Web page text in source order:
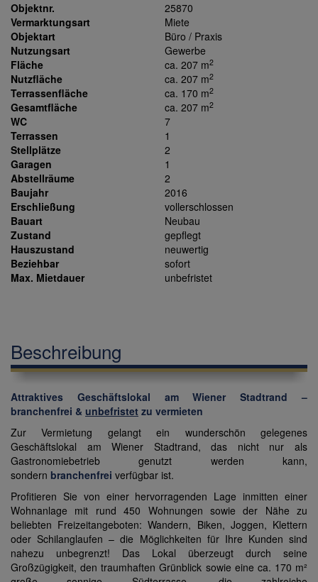
Objektnr.
25870
Vermarktungsart
Miete
Objektart
Büro / Praxis
Nutzungsart
Gewerbe
Fläche
ca. 207 m2
Nutzfläche ca. 207 m2
Terrassenfläche ca. 170 m2
Gesamtfläche ca. 207 m2
WC
7
Terrassen
1
Stellplätze
2
Garagen
1
Abstellräume
2
Baujahr
2016
Erschließung
vollerschlossen
Bauart
Neubau
Zustand
gepflegt
Hauszustand
neuwertig
Beziehbar
sofort
Max. Mietdauer
unbefristet
Beschreibung
Attraktives Geschäftslokal am Wiener Stadtrand –
branchenfrei & unbefristet zu vermieten
Zur Vermietung gelangt ein wunderschön gelegenes
Geschäftslokal am Wiener Stadtrand, das nicht nur als
Gastronomiebetrieb genutzt werden kann,
sondern branchenfrei verfügbar ist.
Profitieren Sie von einer hervorragenden Lage inmitten einer
Wohnanlage mit rund 450 Wohnungen sowie der Nähe zu
beliebten Freizeitangeboten: Wandern, Biken, Joggen, Klettern
oder Schilanglaufen – die Möglichkeiten für Ihre Kunden sind
nahezu unbegrenzt! Das Lokal überzeugt durch seine
Großzügigkeit, den traumhaften Grünblick sowie eine ca. 170 m²